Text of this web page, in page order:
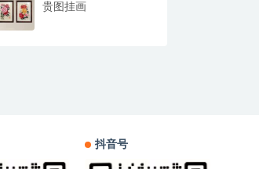
贵图挂画
抖音号